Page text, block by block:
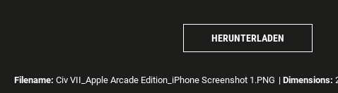
HERUNTERLADEN
Filename: Civ VII_Apple Arcade Edition_iPhone Screenshot 1.PNG | Dimensions: